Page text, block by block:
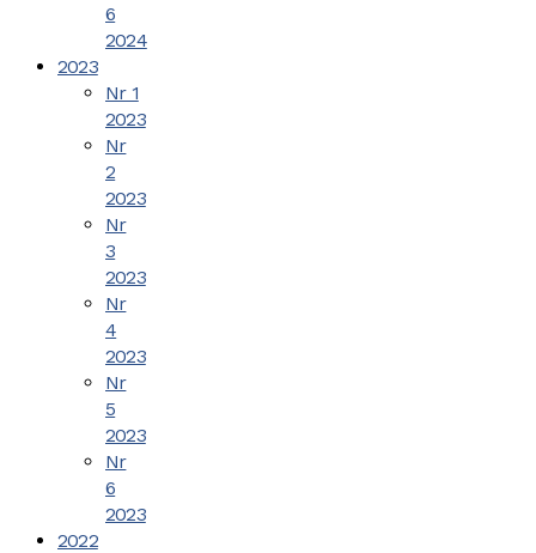
6
2024
2023
Nr 1
2023
Nr
2
2023
Nr
3
2023
Nr
4
2023
Nr
5
2023
Nr
6
2023
2022